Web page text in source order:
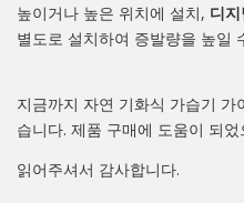
높이거나 높은 위치에 설치, 디
별도로 설치하여 증발량을 높일
지금까지 자연 기화식 가습기
습니다. 제품 구매에 도움이 되
읽어주셔서 감사합니다.